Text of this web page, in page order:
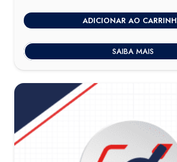
ADICIONAR AO
SAIBA MAIS